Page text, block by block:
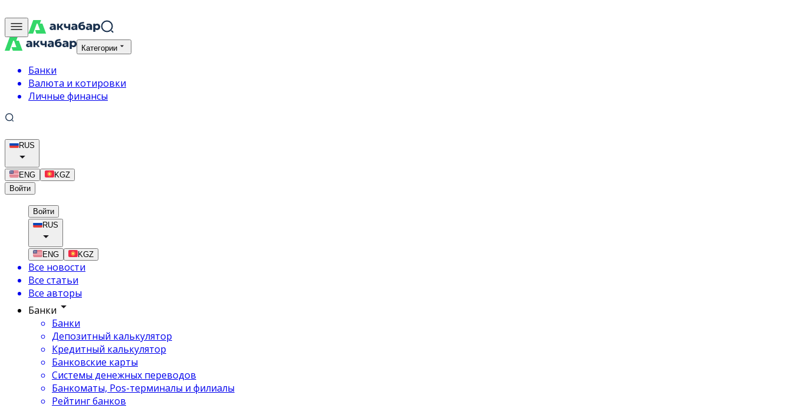
Категории
Банки
Валюта и котировки
Личные финансы
RUS
ENG
KGZ
Войти
Войти
RUS
ENG KGZ
Все новости
Все статьи
Все авторы
Банки
Банки
Депозитный калькулятор
Кредитный калькулятор
Банковские карты
Системы денежных переводов
Банкоматы, Pos-терминалы и филиалы
Рейтинг банков